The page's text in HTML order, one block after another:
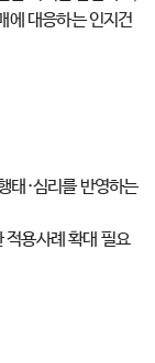
태·심리를 반영하는
적용사례 확대 필요